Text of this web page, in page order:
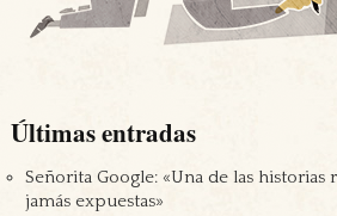
Últimas entradas
Señorita Google: «Una de las historias
jamás expuestas»